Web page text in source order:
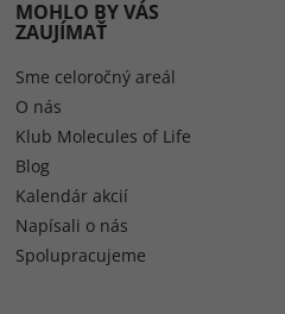
MOHLO BY VÁS
ZAUJÍMAŤ
Sme celoročný areál
O nás
Klub Molecules of Life
Blog
Kalendár akcií
Napísali o nás
Spolupracujeme